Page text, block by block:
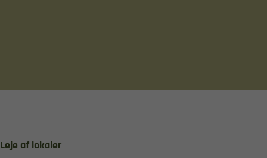
Leje af lokaler